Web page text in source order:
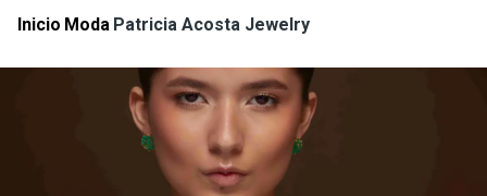
Ruta
de
navegación
Inicio Moda Patricia Acosta Jewelry